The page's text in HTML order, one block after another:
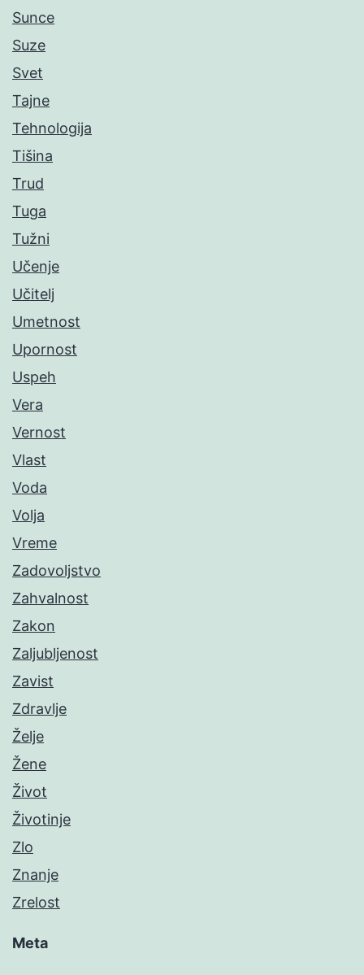
Sunce
Suze
Svet
Tajne
Tehnologija
Tišina
Trud
Tuga
Tužni
Učenje
Učitelj
Umetnost
Upornost
Uspeh
Vera
Vernost
Vlast
Voda
Volja
Vreme
Zadovoljstvo
Zahvalnost
Zakon
Zaljubljenost
Zavist
Zdravlje
Želje
Žene
Život
Životinje
Zlo
Znanje
Zrelost
Meta